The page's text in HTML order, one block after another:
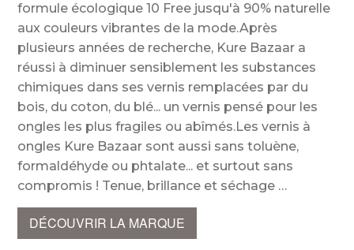
formule écologique 10 Free jusqu'à 90% naturelle
aux couleurs vibrantes de la mode.Après
plusieurs années de recherche, Kure Bazaar a
réussi à diminuer sensiblement les substances
chimiques dans ses vernis remplacées par du
bois, du coton, du blé... un vernis pensé pour les
ongles les plus fragiles ou abîmés.Les vernis à
ongles Kure Bazaar sont aussi sans toluène,
formaldéhyde ou phtalate... et surtout sans
compromis ! Tenue, brillance et séchage
DÉCOUVRIR LA MARQUE